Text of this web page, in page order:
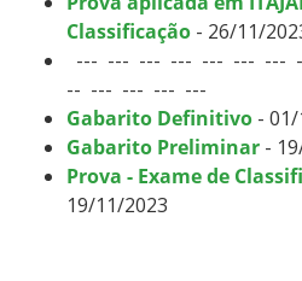
Classificação - 26/11/
--- --- --- --- --- --- ---
-- --- --- --- ---
Gabarito Definitivo -
Gabarito Preliminar -
Prova - Exame de
19/11/2023